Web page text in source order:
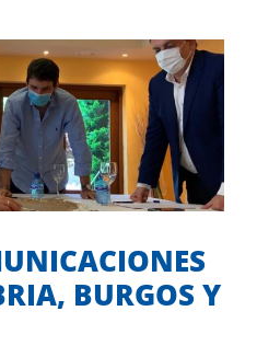
PARA
Y PALENCIA
BURGOS Y